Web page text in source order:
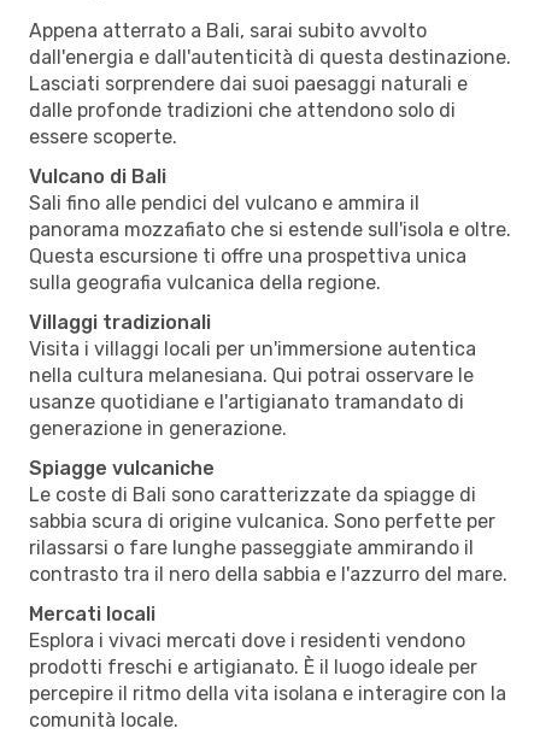
Appena atterrato a Bali, sarai subito avvolto
dall'energia e dall'autenticità di questa destinazione.
Lasciati sorprendere dai suoi paesaggi naturali e
dalle profonde tradizioni che attendono solo di
essere scoperte.
Vulcano di Bali
Sali fino alle pendici del vulcano e ammira il
panorama mozzafiato che si estende sull'isola e oltre.
Questa escursione ti offre una prospettiva unica
sulla geografia vulcanica della regione.
Villaggi tradizionali
Visita i villaggi locali per un'immersione autentica
nella cultura melanesiana. Qui potrai osservare le
usanze quotidiane e l'artigianato tramandato di
generazione in generazione.
Spiagge vulcaniche
Le coste di Bali sono caratterizzate da spiagge di
sabbia scura di origine vulcanica. Sono perfette per
rilassarsi o fare lunghe passeggiate ammirando il
contrasto tra il nero della sabbia e l'azzurro del mare.
Mercati locali
Esplora i vivaci mercati dove i residenti vendono
prodotti freschi e artigianato. È il luogo ideale per
percepire il ritmo della vita isolana e interagire con la
comunità locale.